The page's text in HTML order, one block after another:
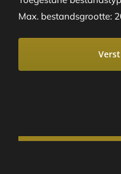
Max. bestandsgrootte: